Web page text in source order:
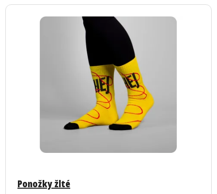
Ponožky žlté